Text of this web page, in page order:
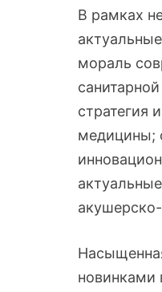
В рамках
мораль
стратегия
медицины;
новинками